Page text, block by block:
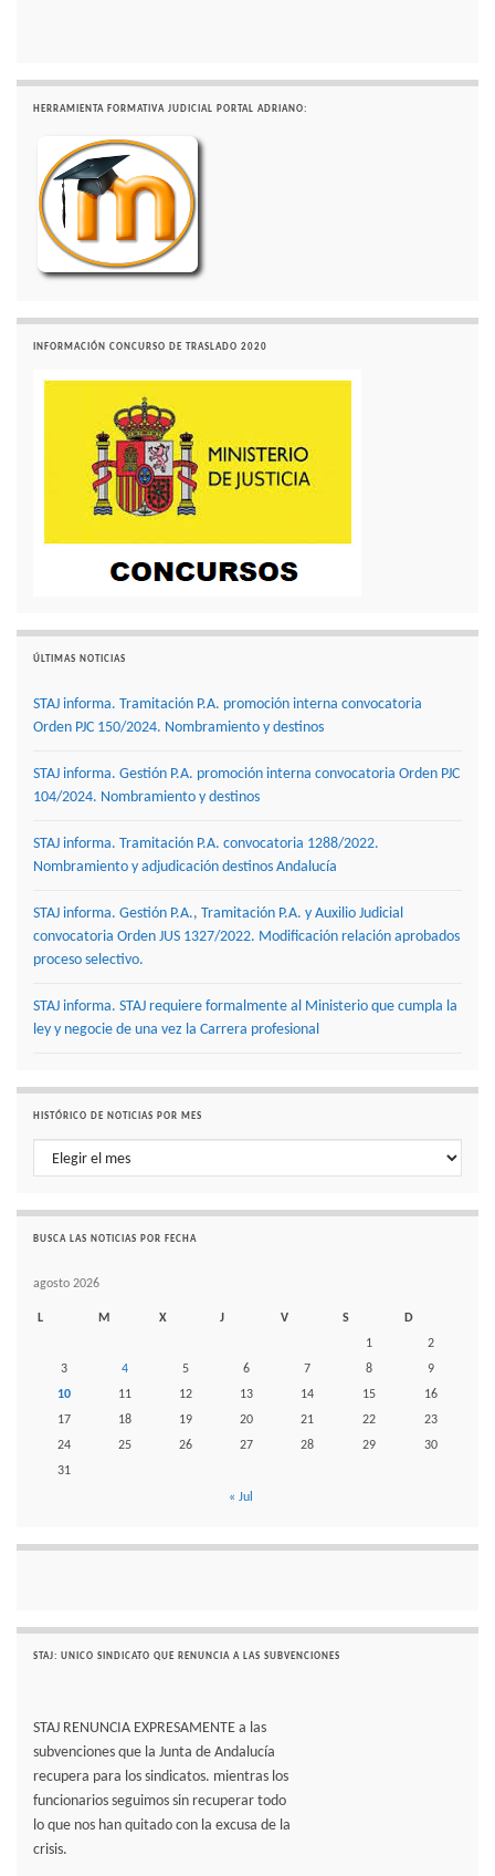
HERRAMIENTA FORMATIVA JUDICIAL PORTAL ADRIANO:
INFORMACIÓN CONCURSO DE TRASLADO 2020
ÚLTIMAS NOTICIAS
STAJ informa. Tramitación P.A. promoción interna convocatoria
Orden PJC 150/2024. Nombramiento y destinos
STAJ informa. Gestión P.A. promoción interna convocatoria Orden PJC
104/2024. Nombramiento y destinos
STAJ informa. Tramitación P.A. convocatoria 1288/2022.
Nombramiento y adjudicación destinos Andalucía
STAJ informa. Gestión P.A., Tramitación P.A. y Auxilio Judicial
convocatoria Orden JUS 1327/2022. Modificación relación aprobados
proceso selectivo.
STAJ informa. STAJ requiere formalmente al Ministerio que cumpla la
ley y negocie de una vez la Carrera profesional
HISTÓRICO DE NOTICIAS POR MES
Histórico de noticias por mes
BUSCA LAS NOTICIAS POR FECHA
agosto 2026
L M X J V S
D
1
2
3
4 5 6 7 8
9
10
11 12 13 14 15
16
17
18 19 20 21 22
23
24
25 26 27 28 29
30
31
« Jul
STAJ: UNICO SINDICATO QUE RENUNCIA A LAS SUBVENCIONES
STAJ RENUNCIA EXPRESAMENTE a las
subvenciones que la Junta de Andalucía
recupera para los sindicatos. mientras los
funcionarios seguimos sin recuperar todo
lo que nos han quitado con la excusa de la
crisis.